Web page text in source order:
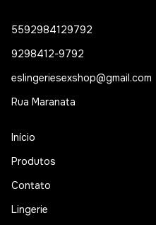
5592984129792
9298412-9792
eslingeriesexshop@gmail.com
Rua Maranata
Início
Produtos
Contato
Lingerie